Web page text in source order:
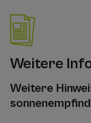
Weitere
Weitere